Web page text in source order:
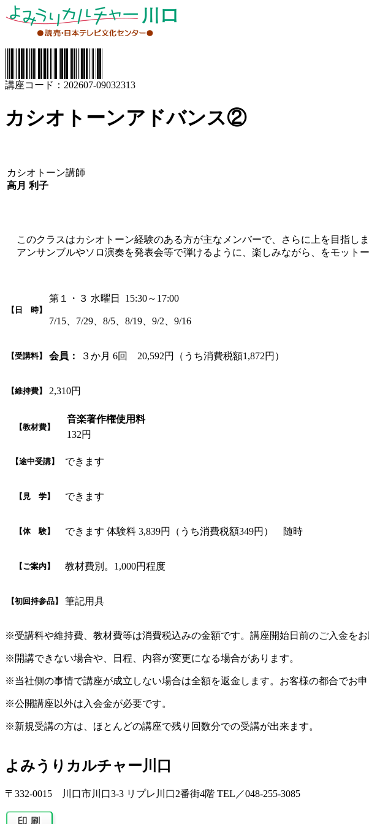
講座コード：202607-09032313
カシオトーンアドバンス②
カシオトーン講師
高月 利子
このクラスはカシオトーン経験のある方が主なメンバーで、さらに上を目指しま
アンサンブルやソロ演奏を発表会等で弾けるように、楽しみながら、をモットー
【日 時】
第１・３ 水曜日 15:30～17:00
7/15、7/29、8/5、8/19、9/2、9/16
【受講料】 会員： ３か月 6回 20,592円（うち消費税額1,872円）
【維持費】 2,310円
【教材費】
音楽著作権使用料
132円
【途中受講】 できます
【見 学】 できます
【体 験】 できます 体験料 3,839円（うち消費税額349円） 随時
【ご案内】 教材費別。1,000円程度
【初回持参品】 筆記用具
※受講料や維持費、教材費等は消費税込みの金額です。講座開始日前のご入金をお
※開講できない場合や、日程、内容が変更になる場合があります。
※当社側の事情で講座が成立しない場合は全額を返金します。お客様の都合でお
※公開講座以外は入会金が必要です。
※新規受講の方は、ほとんどの講座で残り回数分での受講が出来ます。
よみうりカルチャー川口
〒332-0015 川口市川口3-3 リプレ川口2番街4階 TEL／048-255-3085